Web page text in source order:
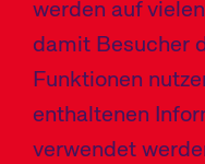
werden auf
damit Besucher
Funktionen
enthaltenen
verwendet